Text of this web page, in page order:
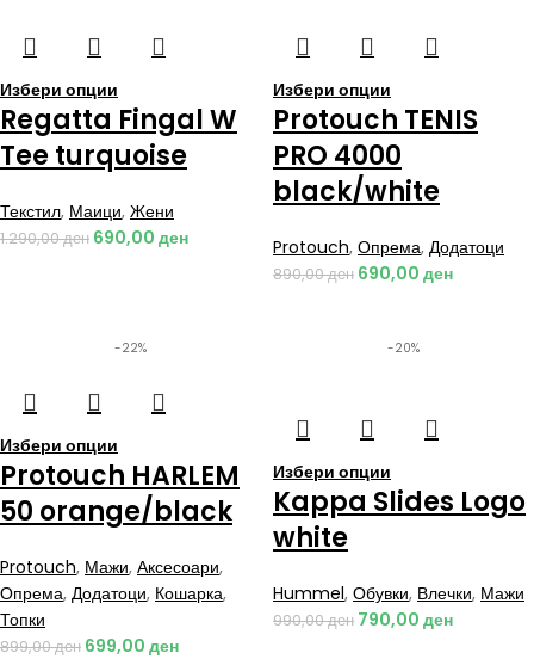
Избери опции
Regatta Fingal W
Tee turquoise
Текстил, Маици, Жени
1.290,00ден 690,00 ден
Избери опции
Protouch TENIS
PRO 4000
black/white
Protouch, Опрема, Додатоци
890,00ден 690,00 ден
-22%
Избери опции
Protouch HARLEM
50 orange/black
Protouch, Мажи, Аксесоари,
Опрема, Додатоци, Кошарка,
Топки
899,00ден 699,00 ден
-20%
Избери опции
Kappa Slides Logo
white
Hummel, Обувки, Влечки, Мажи
990,00ден 790,00 ден